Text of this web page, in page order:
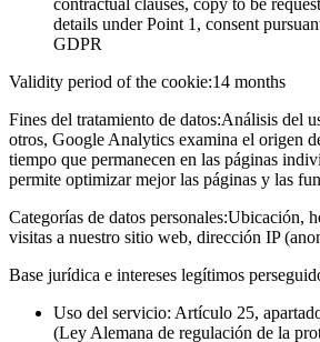
details under Point 1, consent
GDPR
Validity period of the cookie:14 months
Fines del tratamiento de datos:Análisis del
otros, Google Analytics examina el origen
tiempo que permanecen en las páginas
permite optimizar mejor las páginas y las
Categorías de datos personales:Ubicación,
visitas a nuestro sitio web, dirección IP
Base jurídica e intereses legítimos
Uso del servicio: Artículo 25,
(Ley Alemana de regulación de la